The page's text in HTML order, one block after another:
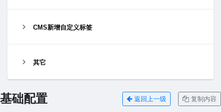
CMS新增自定义标签
其它
基础配置 返回上一级 复制内容